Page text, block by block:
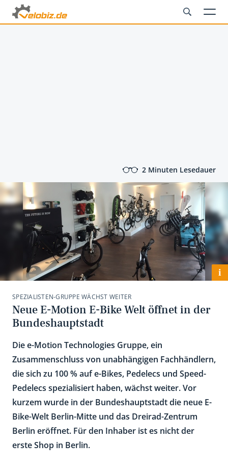
2 Minuten Lesedauer
i
SPEZIALISTEN-GRUPPE WÄCHST WEITER
Neue E-Motion E-Bike Welt öffnet in der
Bundeshauptstadt
Die e-Motion Technologies Gruppe, ein
Zusammenschluss von unabhängigen Fachhändlern,
die sich zu 100 % auf e-Bikes, Pedelecs und Speed-
Pedelecs spezialisiert haben, wächst weiter. Vor
kurzem wurde in der Bundeshauptstadt die neue E-
Bike-Welt Berlin-Mitte und das Dreirad-Zentrum
Berlin eröffnet. Für den Inhaber ist es nicht der
erste Shop in Berlin.